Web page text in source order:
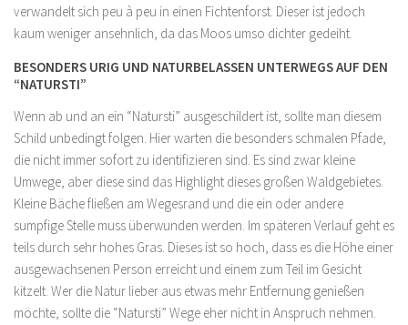
verwandelt sich peu à peu in einen Fichtenforst. Dieser ist jedoch
kaum weniger ansehnlich, da das Moos umso dichter gedeiht.
BESONDERS URIG UND NATURBELASSEN UNTERWEGS AUF DEN
“NATURSTI”
Wenn ab und an ein “Natursti” ausgeschildert ist, sollte man diesem
Schild unbedingt folgen. Hier warten die besonders schmalen Pfade,
die nicht immer sofort zu identifizieren sind. Es sind zwar kleine
Umwege, aber diese sind das Highlight dieses großen Waldgebietes.
Kleine Bäche fließen am Wegesrand und die ein oder andere
sumpfige Stelle muss überwunden werden. Im späteren Verlauf geht es
teils durch sehr hohes Gras. Dieses ist so hoch, dass es die Höhe einer
ausgewachsenen Person erreicht und einem zum Teil im Gesicht
kitzelt. Wer die Natur lieber aus etwas mehr Entfernung genießen
möchte, sollte die “Natursti” Wege eher nicht in Anspruch nehmen.